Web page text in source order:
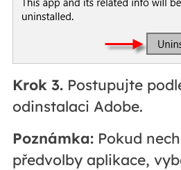
Krok 3.Postupujte
odinstalaci Adobe.
Poznámka:Pokud
předvolby aplikace,